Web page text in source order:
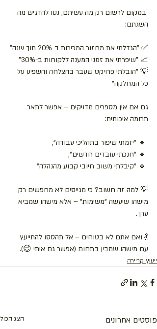
במקום לרשום רק מה עשיתם, נסו להדגיש מה
השגתם:
✅ "הגדלתי את מחזור המכירות ב-20% תוך שנה"
📈 "שיפרתי את זמני המענה ללקוחות ב-30%"
💡 "הובלתי פרויקט שעבר בהצלחה והשפיע על
כל המחלקה"
גם אם אין מספרים מדויקים – אפשר לתאר
תרומה איכותית:
💡 למה זה חשוב? כי מגייסים לא מחפשים רק
מישהו שיעשה "משימות" – אלא מישהו שמביא
ערך.
💃 ואם אתם לא בטוחים – אל תהססו להתייעץ
עם מישהו שמבין בתחום (אפשר גם איתי 😉).
ייעוץ קריירה
פוסטים אחרונים הצג הכול